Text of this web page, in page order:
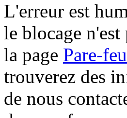
L'erreur est
le blocage
la page Pare-
trouverez des
de nous